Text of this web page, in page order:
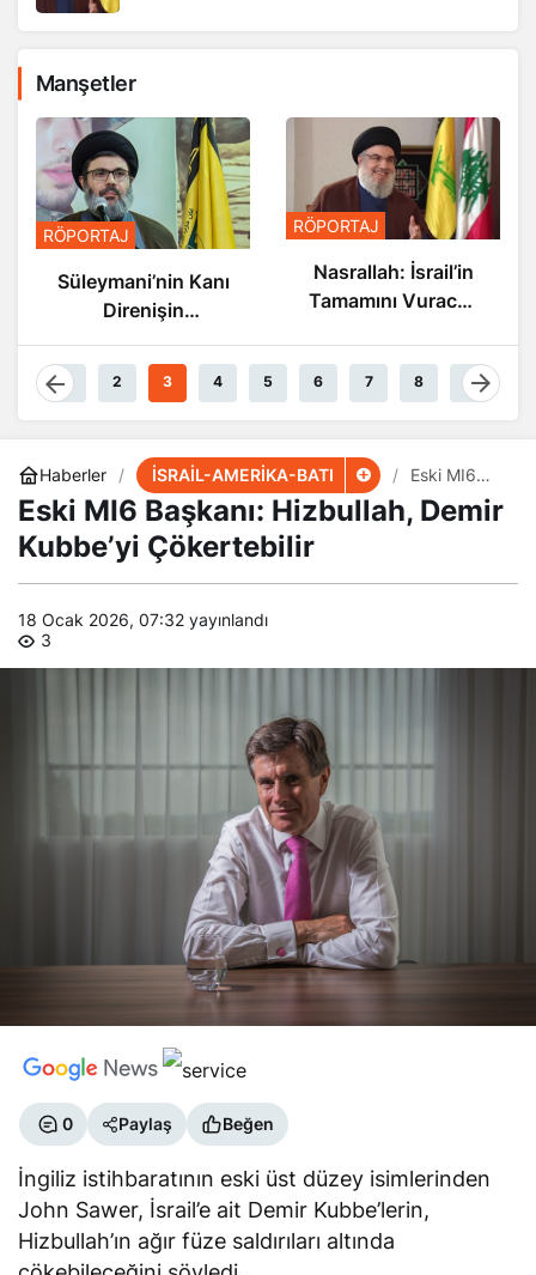
Manşetler
RÖPORTAJ
Nasrallah: İsrail’in
Tamamını Vuracak
Güçteyiz
RÖPORTAJ
Nasrallah: İsrail’in
Sonu Yakın
1 2 3 4 5 6 7 8 9
Haberler İSRAİL-AMERİKA-BATI
Eski MI6
Başkanı:
Hizbullah,
Demir
Eski MI6 Başkanı: Hizbullah, Demir
Kubbe’yi Çökertebilir
18 Ocak 2026, 07:32 yayınlandı
3
0 Paylaş Beğen
İngiliz istihbaratının eski üst düzey isimlerinden
John Sawer, İsrail’e ait Demir Kubbe’lerin,
Hizbullah’ın ağır füze saldırıları altında
çökebileceğini söyledi.